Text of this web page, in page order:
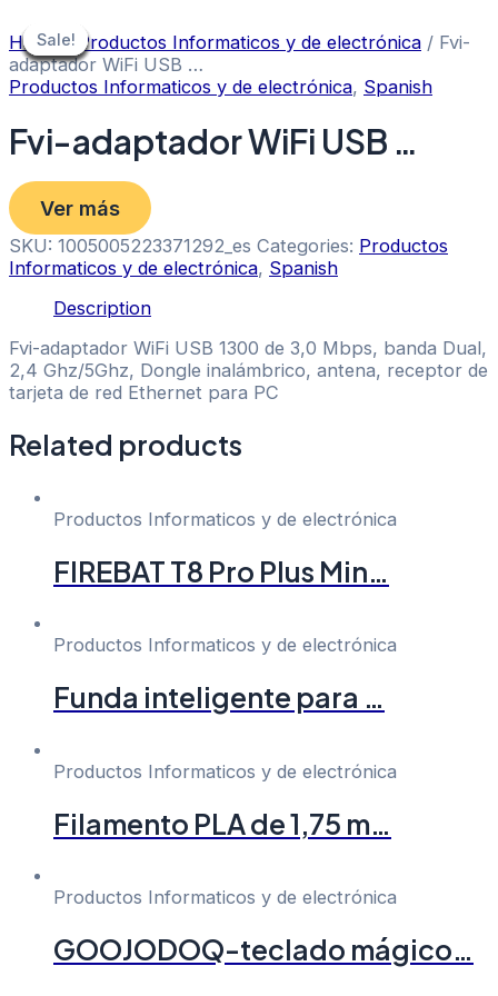
to
content
Sale!
Home/ Productos Informaticos y de electrónica / Fvi-
adaptador WiFi USB …
Productos Informaticos y de electrónica, Spanish
Fvi-adaptador WiFi USB …
Ver más
SKU: 1005005223371292_es Categories: Productos
Informaticos y de electrónica, Spanish
Description
Fvi-adaptador WiFi USB 1300 de 3,0 Mbps, banda Dual,
2,4 Ghz/5Ghz, Dongle inalámbrico, antena, receptor de
tarjeta de red Ethernet para PC
Related products
Sale!
Sale!
Productos Informaticos y de electrónica
FIREBAT T8 Pro Plus Min…
Sale!
Sale!
Productos Informaticos y de electrónica
Funda inteligente para …
Sale!
Sale!
Productos Informaticos y de electrónica
Filamento PLA de 1,75 m…
Sale!
Sale!
Productos Informaticos y de electrónica
GOOJODOQ-teclado mágico…